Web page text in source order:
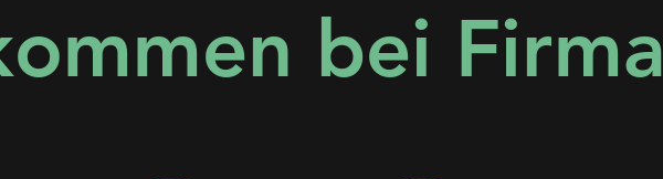
bei Firma